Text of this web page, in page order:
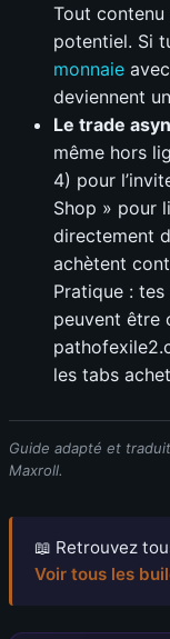
Tout contenu
potentiel. Si
monnaie
deviennent
Le trade
même hors
4) pour
Shop » pour
directement
achètent
Pratique :
peuvent être
les tabs
Guide adapté et
Maxroll.
📖 Retrouvez
Voir tous les